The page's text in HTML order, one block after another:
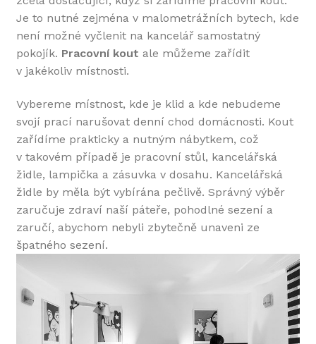
Je to nutné zejména v malometrážních bytech, kde
není možné vyčlenit na kancelář samostatný
pokojík. Pracovní kout ale můžeme zařídit
v jakékoliv místnosti.
Vybereme místnost, kde je klid a kde nebudeme
svojí prací narušovat denní chod domácnosti. Kout
zařídíme prakticky a nutným nábytkem, což
v takovém případě je pracovní stůl, kancelářská
židle, lampička a zásuvka v dosahu. Kancelářská
židle by měla být vybírána pečlivě. Správný výběr
zaručuje zdraví naší páteře, pohodlné sezení a
zaručí, abychom nebyli zbytečně unaveni ze
špatného sezení.